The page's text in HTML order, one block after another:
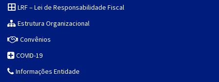
LRF – Lei de Responsabilidade Fiscal
Estrutura Organizacional
Convênios
COVID-19
Informações Entidade